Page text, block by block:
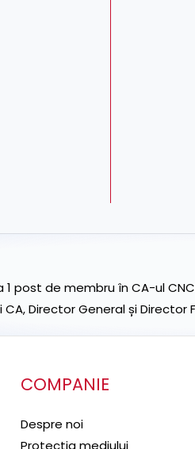
de membru în CA-ul CNCF
Director General și Director
COMPANIE
Despre noi
Protecţia mediului